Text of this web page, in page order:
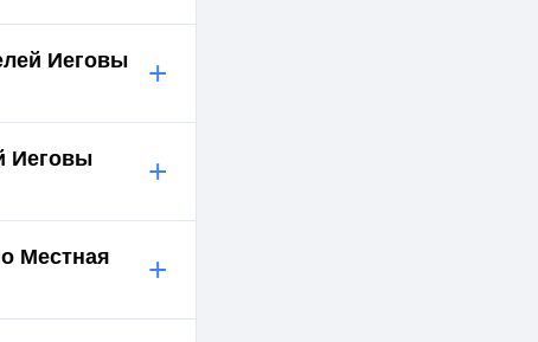
Иеговы
+
Иеговы
+
Местная
+